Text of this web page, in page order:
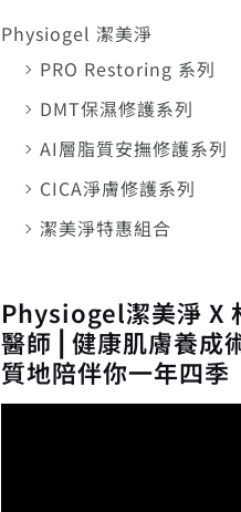
Physiogel 潔美淨
PRO Restoring 系列
DMT保濕修護系列
AI層脂質安撫修護系列
CICA淨膚修護系列
潔美淨特惠組合
Physiogel潔美淨 X
醫師⎪健康肌膚養成
質地陪伴你一年四季